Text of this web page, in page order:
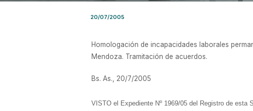
20/07/2005
Homologación de incapacidades laborales
Mendoza. Tramitación de acuerdos.
Bs. As., 20/7/2005
VISTO el Expediente Nº 1969/05 del Registro de